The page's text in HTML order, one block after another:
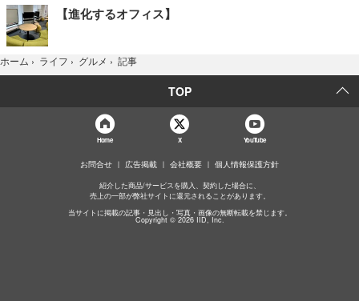
【進化するオフィス】
ホーム › ライフ › グルメ › 記事
TOP
Home X YouTube
お問合せ 広告掲載 会社概要 個人情報保護方針
紹介した商品/サービスを購入、契約した場合に、
売上の一部が弊社サイトに還元されることがあります。
当サイトに掲載の記事・見出し・写真・画像の無断転載を禁じます。
Copyright © 2026 IID, Inc.